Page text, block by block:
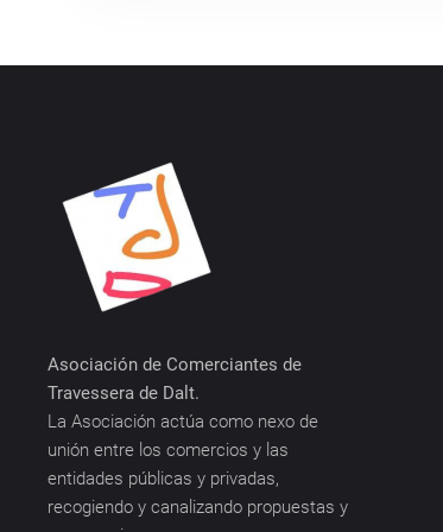
Asociación de Comerciantes de
Travessera de Dalt.
La Asociación actúa como nexo de
unión entre los comercios y las
entidades públicas y privadas,
recogiendo y canalizando propuestas y